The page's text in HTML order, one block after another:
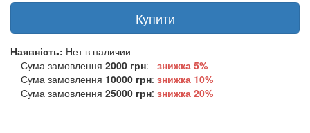
Купити
Наявність: Нет в наличии
Сума замовлення 2000 грн:
знижка 5%
Сума замовлення 10000 грн: знижка 10%
Сума замовлення 25000 грн: знижка 20%